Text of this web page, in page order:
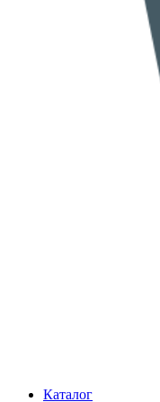
Каталог